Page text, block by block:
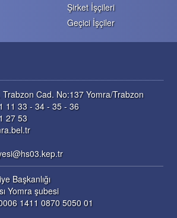
Şirket İşçileri
Geçici İşçiler
Cad. No:137 Yomra/Trabzon
11 33 - 34 - 35 - 36
27 53
Başkanlığı
Yomra şubesi
1411 0870 5050 01